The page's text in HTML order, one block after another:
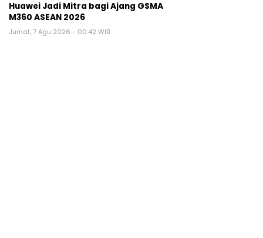
Huawei Jadi Mitra bagi Ajang GSMA
M360 ASEAN 2026
Jumat, 7 Agu 2026 - 00:42 WIB